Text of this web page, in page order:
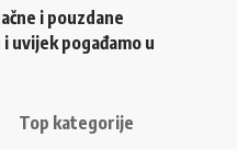
i pouzdane
uvijek pogađamo u
Top kategorije